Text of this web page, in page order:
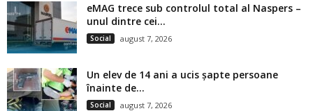
eMAG trece sub controlul total al Naspers –
unul dintre cei...
Social august 7, 2026
Un elev de 14 ani a ucis șapte persoane
înainte de...
Social august 7, 2026